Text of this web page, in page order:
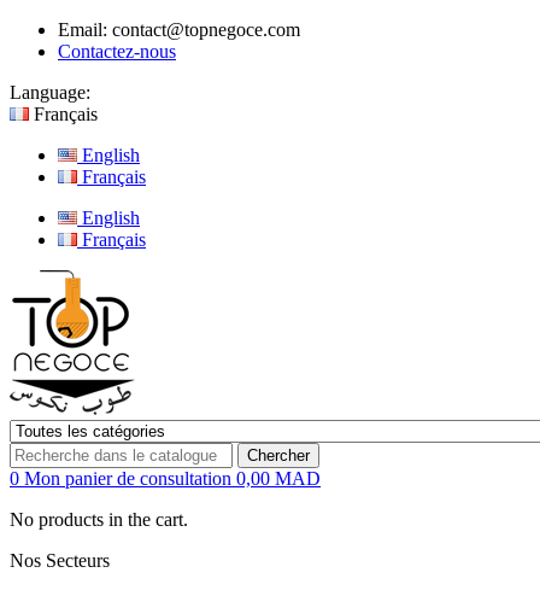
Email: contact@topnegoce.com
Contactez-nous
Language:
Français
English
Français
English
Français
Chercher
0 Mon panier de consultation 0,00 MAD
No products in the cart.
Nos Secteurs